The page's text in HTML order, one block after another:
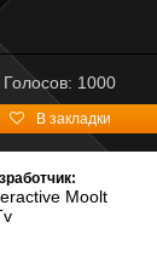
Голосов: 1000
В закладки
Moolt